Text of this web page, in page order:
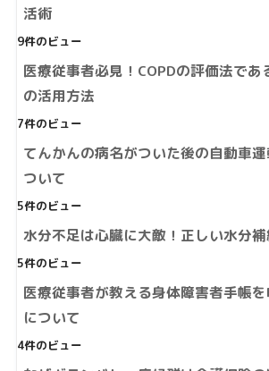
活術
9件のビュー
医療従事者必見！COPDの評価法であ
の活用方法
7件のビュー
てんかんの病名がついた後の自動車
ついて
5件のビュー
水分不足は心臓に大敵！正しい水分
5件のビュー
医療従事者が教える身体障害者手帳
について
4件のビュー